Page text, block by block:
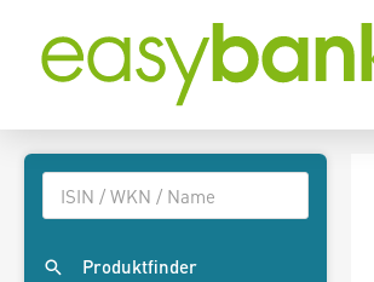
Produktfinder